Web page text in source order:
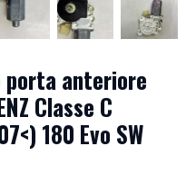
anteriore
Classe C
180 Evo SW